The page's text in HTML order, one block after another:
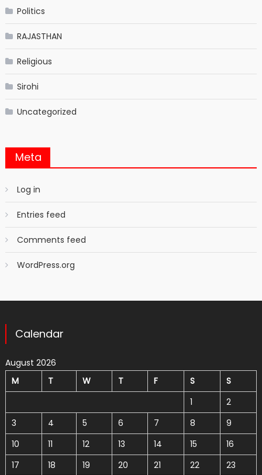
Politics
RAJASTHAN
Religious
Sirohi
Uncategorized
Meta
Log in
Entries feed
Comments feed
WordPress.org
Calendar
August 2026
M
T W T F S
S
1
2
3
4 5 6 7 8
9
10
11 12 13 14 15
16
17
18 19 20 21 22
23